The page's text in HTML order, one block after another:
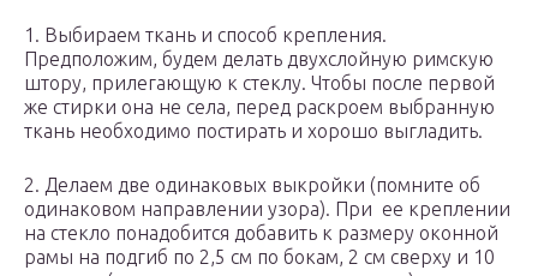
1. Выбираем ткань и способ крепления.
Предположим, будем делать двухслойную римскую
штору, прилегающую к стеклу. Чтобы после первой
же стирки она не села, перед раскроем выбранную
ткань необходимо постирать и хорошо выгладить.
2. Делаем две одинаковых выкройки (помните об
одинаковом направлении узора). При ее креплении
на стекло понадобится добавить к размеру оконной
рамы на подгиб по 2,5 см по бокам, 2 см сверху и 10